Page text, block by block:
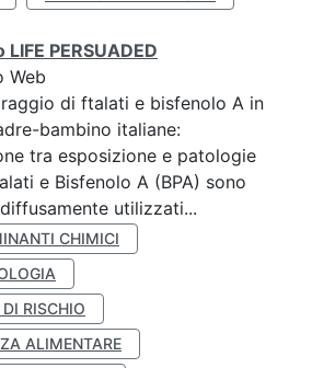
PERSUADED
Web
di ftalati e bisfenolo A in
bambino italiane:
tra esposizione e patologie
e Bisfenolo A (BPA) sono
utilizzati...
CHIMICI
RISCHIO
ALIMENTARE